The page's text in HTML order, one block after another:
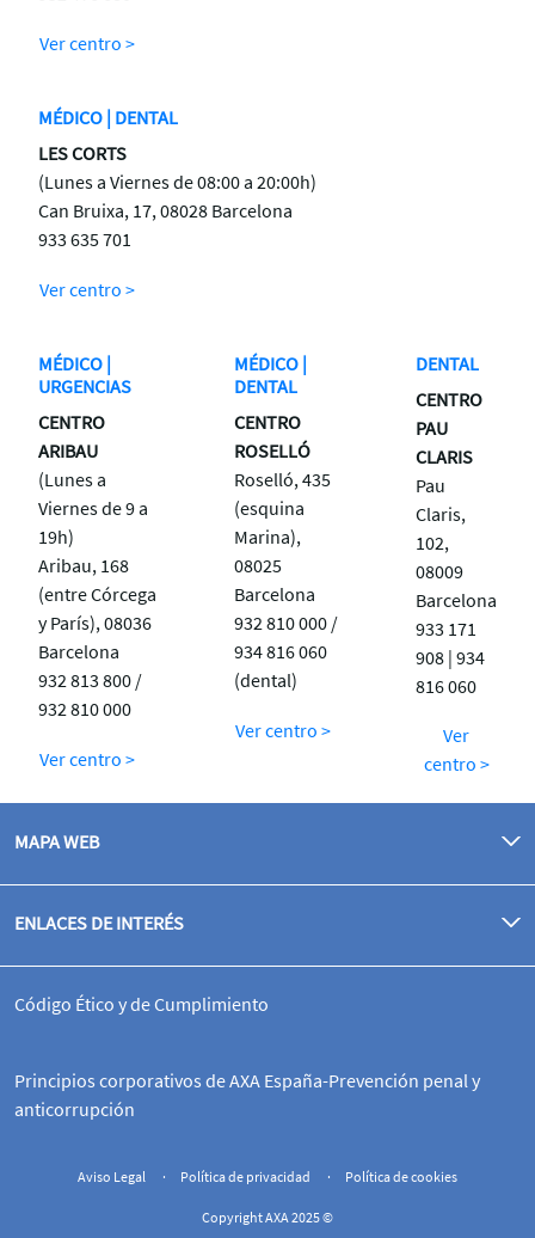
Ver centro >
MÉDICO | DENTAL
LES CORTS
(Lunes a Viernes de 08:00 a 20:00h)
Can Bruixa, 17, 08028 Barcelona
933 635 701
Ver centro >
DENTAL
CENTRO
PAU
CLARIS
Pau
Claris,
102,
08009
Barcelona
933 171
908 | 934
816 060
Ver
centro >
MÉDICO |
DENTAL
CENTRO
ROSELLÓ
Roselló, 435
(esquina
Marina),
08025
Barcelona
932 810 000 /
934 816 060
(dental)
Ver centro >
MÉDICO |
URGENCIAS
CENTRO
ARIBAU
(Lunes a
Viernes de 9 a
19h)
Aribau, 168
(entre Córcega
y París), 08036
Barcelona
932 813 800 /
932 810 000
Ver centro >
MAPA WEB
ENLACES DE INTERÉS
Código Ético y de Cumplimiento
Principios corporativos de AXA España-Prevención penal y
anticorrupción
Aviso Legal Política de privacidad Política de cookies
Copyright AXA 2025 ©